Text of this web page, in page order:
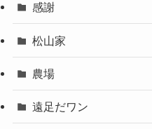
感謝
松山家
農場
遠足だワン